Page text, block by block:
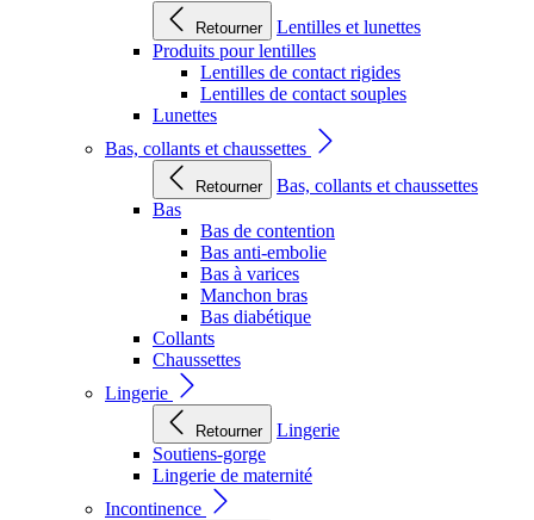
Retourner
Lentilles et lunettes
Produits pour lentilles
Lentilles de contact rigides
Lentilles de contact souples
Lunettes
Bas, collants et chaussettes
Retourner
Bas, collants et chaussettes
Bas
Bas de contention
Bas anti-embolie
Bas à varices
Manchon bras
Bas diabétique
Collants
Chaussettes
Lingerie
Retourner
Lingerie
Soutiens-gorge
Lingerie de maternité
Incontinence